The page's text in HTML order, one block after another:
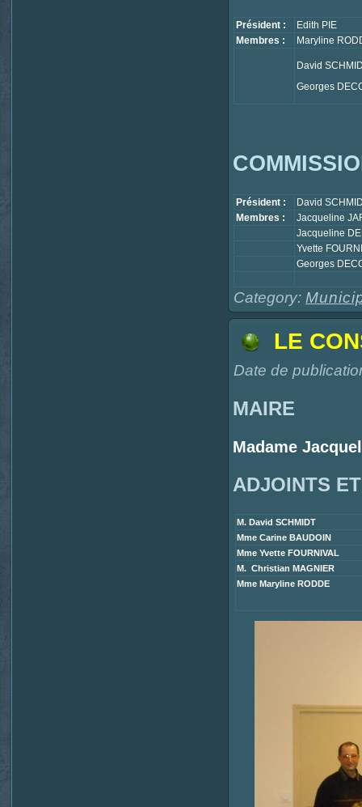
Président :
Edith PIE
Membres :
Maryline
David
Georges
Président :
David
Membres :
Jacqueline
Jacqueline
Yvette
Georges
Category:
LE
Date de
MAIRE
Madame
ADJOINTS
M. David SCHMIDT
Mme Carine BAUDOIN
Mme Yvette FOURNIVAL
M. Christian MAGNIER
Mme Maryline RODDE